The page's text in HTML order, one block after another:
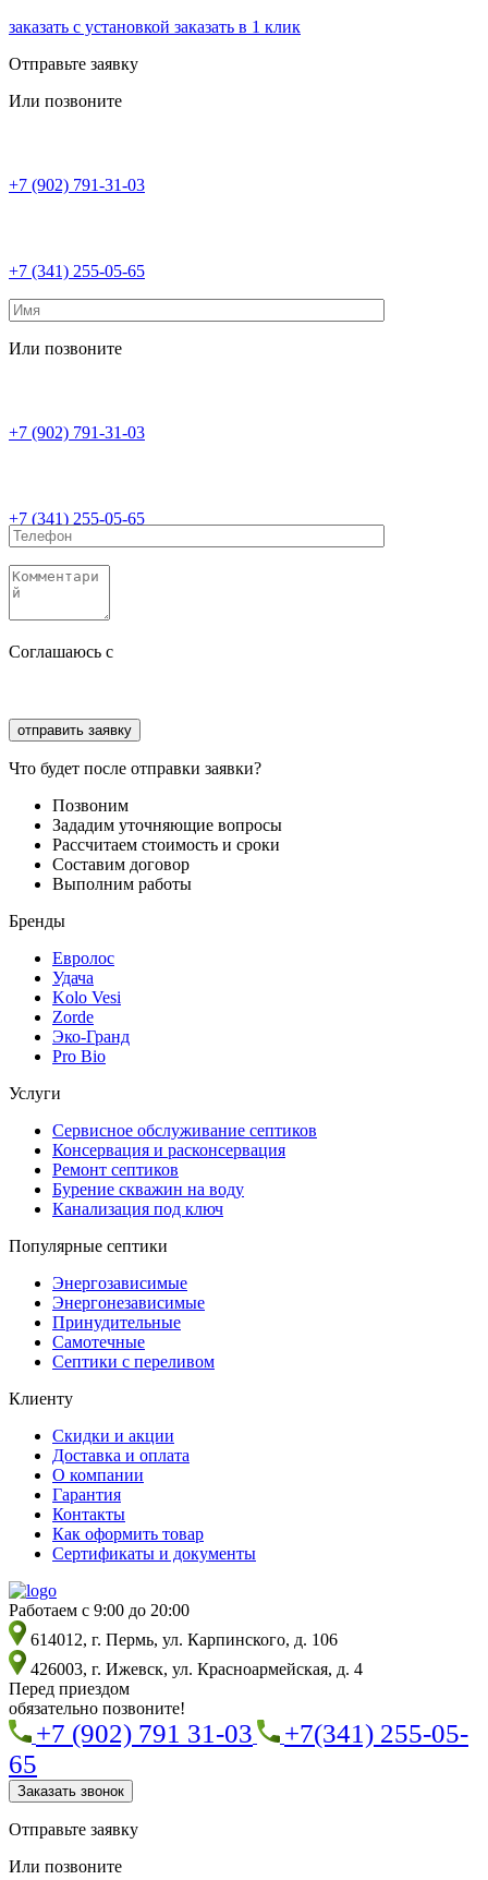
заказать с установкой заказать в 1 клик
Отправьте заявку
Или позвоните
+7 (902) 791-31-03
+7 (341) 255-05-65
Или позвоните
+7 (902) 791-31-03
+7 (341) 255-05-65
Соглашаюсь с
Что будет после отправки заявки?
Позвоним
Зададим уточняющие вопросы
Рассчитаем стоимость и сроки
Составим договор
Выполним работы
Бренды
Евролос
Удача
Kolo Vesi
Zorde
Эко-Гранд
Pro Bio
Услуги
Сервисное обслуживание септиков
Консервация и расконсервация
Ремонт септиков
Бурение скважин на воду
Канализация под ключ
Популярные септики
Энергозависимые
Энергонезависимые
Принудительные
Самотечные
Септики с переливом
Клиенту
Скидки и акции
Доставка и оплата
О компании
Гарантия
Контакты
Как оформить товар
Сертификаты и документы
Работаем с 9:00 до 20:00
614012, г. Пермь, ул. Карпинского, д. 106
426003, г. Ижевск, ул. Красноармейская, д. 4
Перед приездом
обязательно позвоните!
+7 (902) 791 31-03
+7(341) 255-05-
65
Заказать звонок
Отправьте заявку
Или позвоните